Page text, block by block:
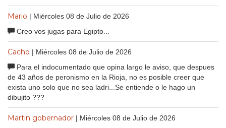
Mario | Miércoles 08 de Julio de 2026
Creo vos jugas para Egipto...
Cacho | Miércoles 08 de Julio de 2026
Para el indocumentado que opina largo le aviso, que despues
de 43 años de peronismo en la Rioja, no es posible creer que
exista uno solo que no sea ladri...Se entiende o le hago un
dibujito ???
Martin gobernador | Miércoles 08 de Julio de 2026